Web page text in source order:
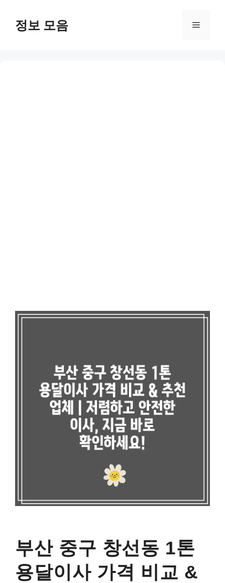
content정보 모음 Menu
부산 중구 창선동 1톤
용달이사 가격 비교 &